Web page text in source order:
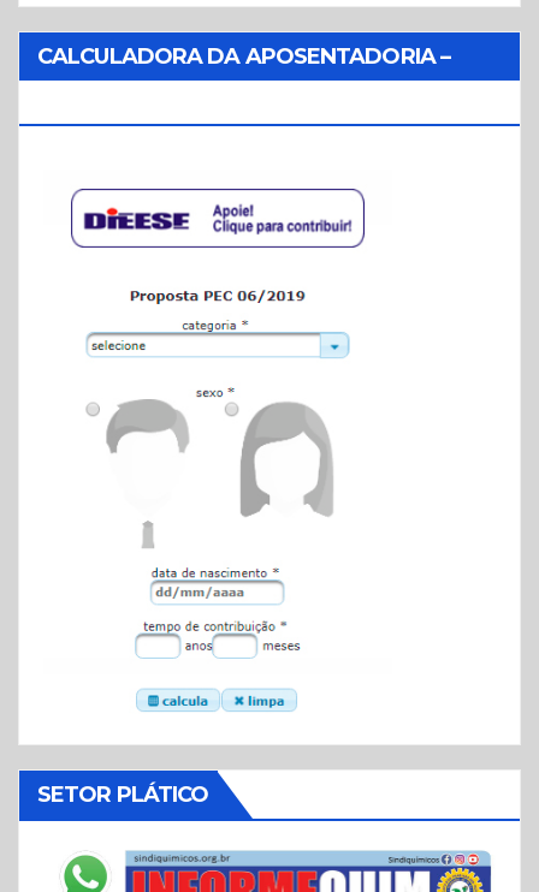
CALCULADORA DA APOSENTADORIA –
SETOR PLÁTICO